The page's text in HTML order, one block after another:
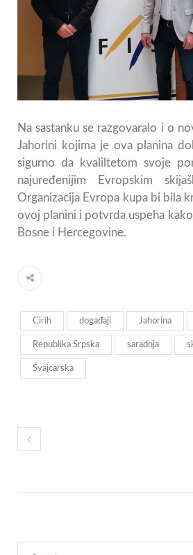
Na sastanku se razgovaralo i o
Jahorini kojima je ova planina
sigurno da kvaliltetom svoje
najuređenijim Evropskim
Organizacija Evropa kupa bi bila
ovoj planini i potvrda uspeha
Bosne i Hercegovine.
Cirih događaji Jahorina
Republika Srpska saradnja
Švajcarska